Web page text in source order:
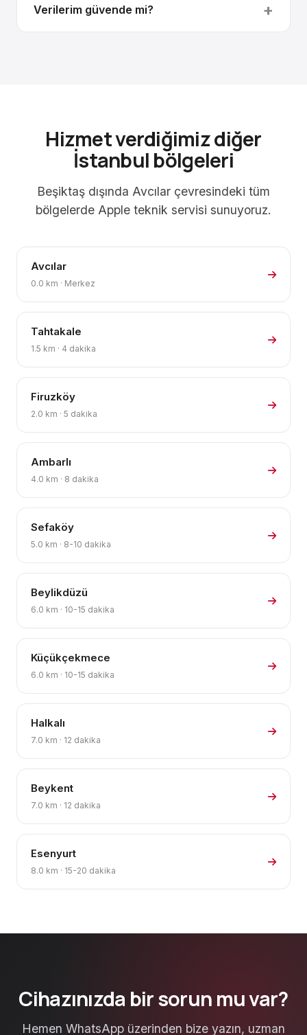
Verilerim güvende mi?
Hizmet verdiğimiz diğer
İstanbul bölgeleri
Beşiktaş dışında Avcılar çevresindeki tüm
bölgelerde Apple teknik servisi sunuyoruz.
Avcılar
0.0 km · Merkez
Tahtakale
1.5 km · 4 dakika
Firuzköy
2.0 km · 5 dakika
Ambarlı
4.0 km · 8 dakika
Sefaköy
5.0 km · 8-10 dakika
Beylikdüzü
6.0 km · 10-15 dakika
Küçükçekmece
6.0 km · 10-15 dakika
Halkalı
7.0 km · 12 dakika
Beykent
7.0 km · 12 dakika
Esenyurt
8.0 km · 15-20 dakika
Cihazınızda bir sorun mu var?
Hemen WhatsApp üzerinden bize yazın, uzman